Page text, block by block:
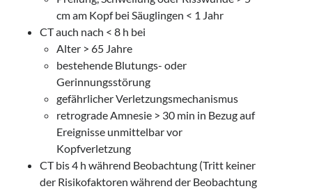
cm am Kopf bei Säuglingen < 1 Jahr
CT auch nach < 8 h bei
Alter > 65 Jahre
bestehende Blutungs- oder
Gerinnungsstörung
gefährlicher Verletzungsmechanismus
retrograde Amnesie > 30 min in Bezug auf
Ereignisse unmittelbar vor
Kopfverletzung
CT bis 4 h während Beobachtung (Tritt keiner
der Risikofaktoren während der Beobachtung